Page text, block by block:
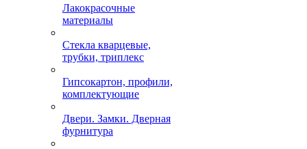
Лакокрасочные
материалы
Стекла кварцевые,
трубки, триплекс
Гипсокартон, профили,
комплектующие
Двери. Замки. Дверная
фурнитура